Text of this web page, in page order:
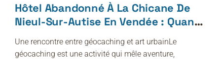
Hôtel Abandonné À La Chicane De
Nieul-Sur-Autise En Vendée : Quand
Le Géocaching Met En Lumière L’art
Urbain De Kréadéco
Une rencontre entre géocaching et art urbainLe
géocaching est une activité qui mêle aventure,